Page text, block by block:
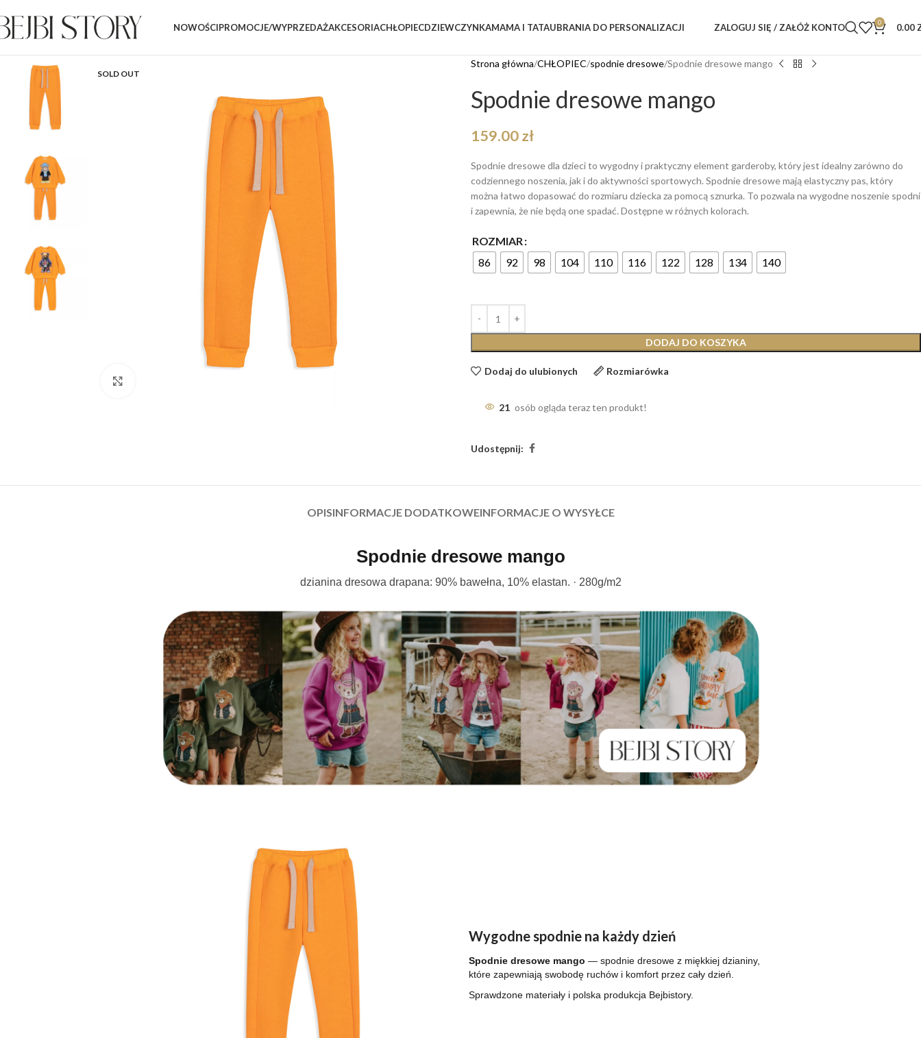
NOWOŚCIPROMOCJE/WYPRZEDAŻAKCESORIACHŁOPIECDZIEWCZYNKAMAMA I TATAUBRANIA DO PERSONALIZACJI ZALOGUJ SIĘ / ZAŁÓŻ KONTO 0 0.00
SOLD OUT
Strona główna CHŁOPIEC spodnie dresowe Spodnie dresowe mango
Spodnie dresowe mango
159.00zł
Spodnie dresowe dla dzieci to wygodny i praktyczny element garderoby, który jest idealny zarówno do
codziennego noszenia, jak i do aktywności sportowych. Spodnie dresowe mają elastyczny pas, który
można łatwo dopasować do rozmiaru dziecka za pomocą sznurka. To pozwala na wygodne noszenie spodni
i zapewnia, że nie będą one spadać. Dostępne w różnych kolorach.
ROZMIAR
86
92 98 104 110 116 122 128 134 140
DODAJ DO KOSZYKA
Dodaj do ulubionych Rozmiarówka
21 osób ogląda teraz ten produkt!
Udostępnij:
OPISINFORMACJE DODATKOWEINFORMACJE O WYSYŁCE
Spodnie dresowe mango
dzianina dresowa drapana: 90% bawełna, 10% elastan. · 280g/m2
Wygodne spodnie na każdy dzień
Spodnie dresowe mango — spodnie dresowe z miękkiej dzianiny,
które zapewniają swobodę ruchów i komfort przez cały dzień.
Sprawdzone materiały i polska produkcja Bejbistory.